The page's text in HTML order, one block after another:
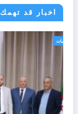
اخبار قد تهمك